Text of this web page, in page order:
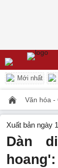
Mới nhất
Văn hóa -
Xuất bản ngày
Dàn